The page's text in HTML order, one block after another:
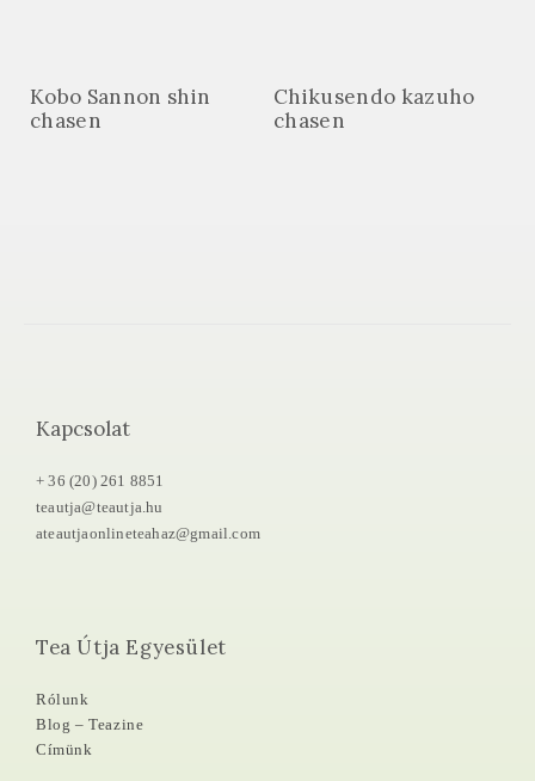
Kobo Sannon shin
chasen
Chikusendo kazuho
chasen
Kapcsolat
+ 36 (20) 261 8851
teautja@teautja.hu
ateautjaonlineteahaz@gmail.com
Tea Útja Egyesület
Rólunk
Blog – Teazine
Címünk